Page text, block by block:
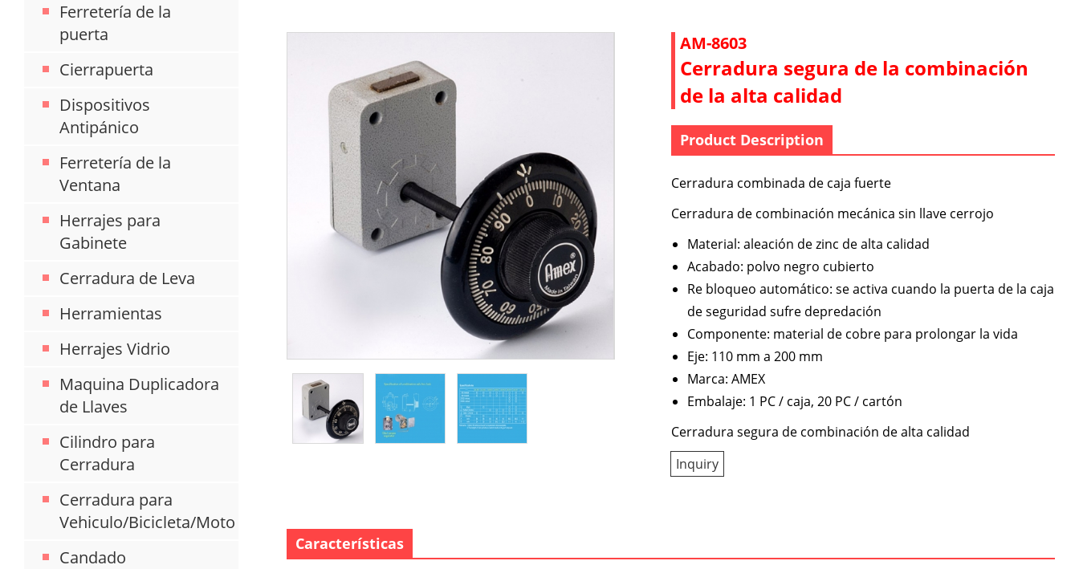
Ferretería de la
puerta
Cierrapuerta
Dispositivos
Antipánico
Ferretería de la
Ventana
Herrajes para
Gabinete
Cerradura de Leva
Herramientas
Herrajes Vidrio
Maquina Duplicadora
de Llaves
Cilindro para
Cerradura
Cerradura para
Vehiculo/Bicicleta/Moto
Candado
AM-8603
Cerradura segura de la combinación
de la alta calidad
Product Description
Cerradura combinada de caja fuerte
Cerradura de combinación mecánica sin llave cerrojo
Material: aleación de zinc de alta calidad
Acabado: polvo negro cubierto
Re bloqueo automático: se activa cuando la puerta de la caja
de seguridad sufre depredación
Componente: material de cobre para prolongar la vida
Eje: 110 mm a 200 mm
Marca: AMEX
Embalaje: 1 PC / caja, 20 PC / cartón
Cerradura segura de combinación de alta calidad
Inquiry
Características